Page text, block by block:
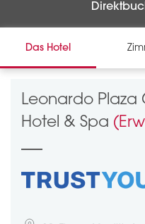
Das Hotel
Leonardo Plaza
Hotel & Spa